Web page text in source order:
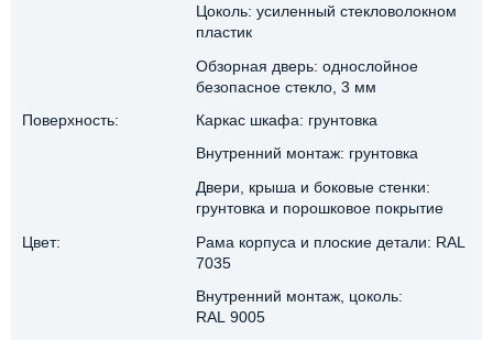
Цоколь: усиленный стекловолокном
пластик
Обзорная дверь: однослойное
безопасное стекло, 3 мм
Поверхность:
Каркас шкафа: грунтовка
Внутренний монтаж: грунтовка
Двери, крыша и боковые стенки:
грунтовка и порошковое покрытие
Цвет:
Рама корпуса и плоские детали: RAL
7035
Внутренний монтаж, цоколь:
RAL 9005